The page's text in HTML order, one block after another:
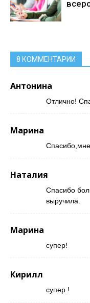
8 КОММЕНТАРИИ
Антонина
Отлично!
Марина
Наталия
Спасибо
выручила.
Марина
супер!
Кирилл
супер !